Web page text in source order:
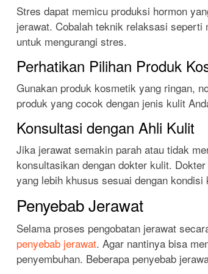
Stres dapat memicu produksi hormon
jerawat. Cobalah teknik relaksasi seperti
untuk mengurangi stres.
Perhatikan Pilihan Produk
Gunakan produk kosmetik yang ringan,
produk yang cocok dengan jenis kulit
Konsultasi dengan Ahli Kulit
Jika jerawat semakin parah atau tidak
konsultasikan dengan dokter kulit.
yang lebih khusus sesuai dengan kondisi
Penyebab Jerawat
Selama proses pengobatan jerawat
penyebab jerawat. Agar nantinya bisa
penyembuhan. Beberapa penyebab